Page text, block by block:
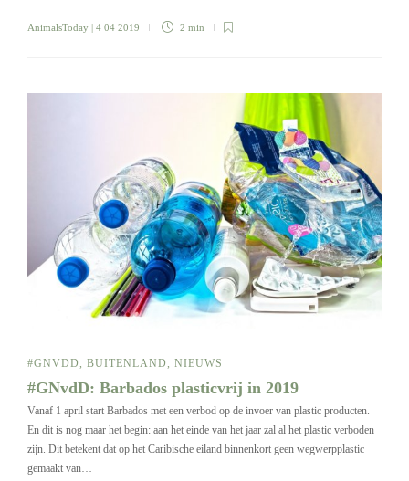
AnimalsToday | 4 04 2019 2 min
#GNVDD BUITENLAND NIEUWS
#GNvdD: Barbados plasticvrij in 2019
Vanaf 1 april start Barbados met een verbod op de invoer van plastic producten.
En dit is nog maar het begin: aan het einde van het jaar zal al het plastic verboden
zijn. Dit betekent dat op het Caribische eiland binnenkort geen wegwerpplastic
gemaakt van…